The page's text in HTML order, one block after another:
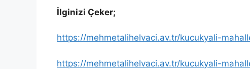
İlginizi Çeker;
https://mehmetalihelvaci.av.tr/kucukyali-
https://mehmetalihelvaci.av.tr/kucukyali-